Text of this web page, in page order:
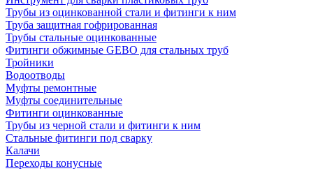
Трубы из оцинкованной стали и фитинги к ним
Труба защитная гофрированная
Трубы стальные оцинкованные
Фитинги обжимные GEBO для стальных труб
Тройники
Водоотводы
Муфты ремонтные
Муфты соединительные
Фитинги оцинкованные
Трубы из черной стали и фитинги к ним
Стальные фитинги под сварку
Калачи
Переходы конусные